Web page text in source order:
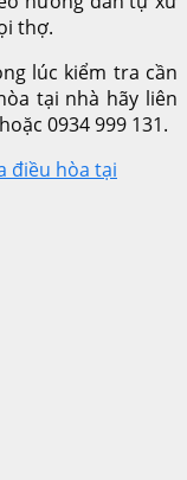
thợ.
lúc kiểm tra cần
tại nhà hãy liên
0934 999 131.
điều hòa tại